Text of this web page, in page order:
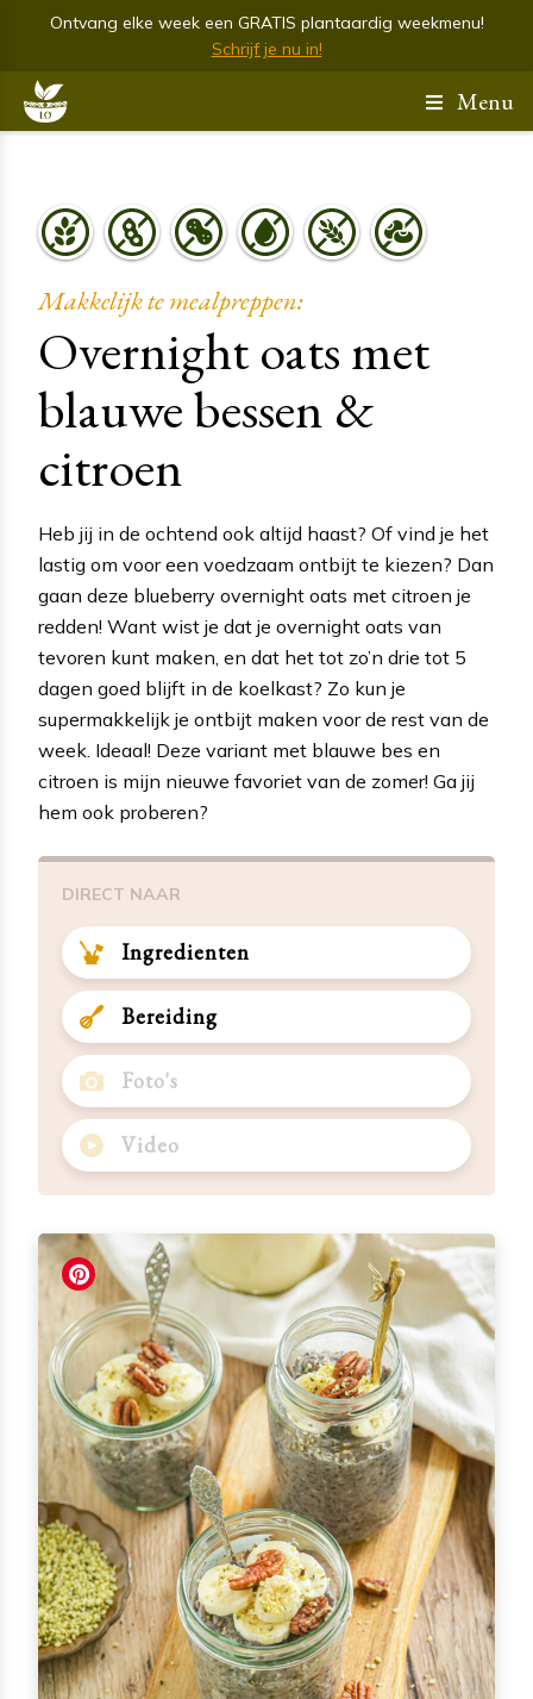
Ontvang elke week een GRATIS plantaardig weekmenu!
Schrijf je nu in!
Menu
Makkelijk te mealpreppen:
Overnight oats met
blauwe bessen &
citroen
Heb jij in de ochtend ook altijd haast? Of vind je het
lastig om voor een voedzaam ontbijt te kiezen? Dan
gaan deze blueberry overnight oats met citroen je
redden! Want wist je dat je overnight oats van
tevoren kunt maken, en dat het tot zo’n drie tot 5
dagen goed blijft in de koelkast? Zo kun je
supermakkelijk je ontbijt maken voor de rest van de
week. Ideaal! Deze variant met blauwe bes en
citroen is mijn nieuwe favoriet van de zomer! Ga jij
hem ook proberen?
DIRECT NAAR
Ingredienten
Bereiding
Foto's
Video